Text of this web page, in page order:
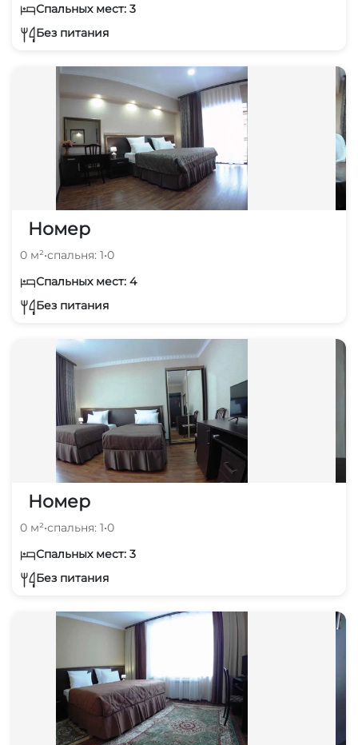
Спальных мест: 3
Без питания
Номер
0 м²•спальня: 1•0
Спальных мест: 4
Без питания
Номер
0 м²•спальня: 1•0
Спальных мест: 3
Без питания